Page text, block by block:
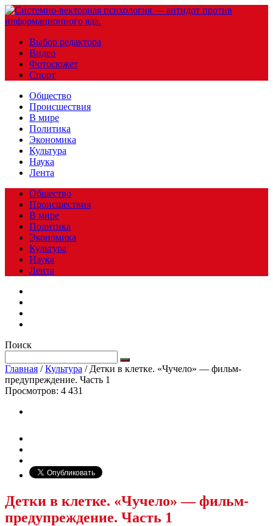
Выбор редактора
Видео
Фотосюжет
Спорт
Общество
Происшествия
В мире
Политика
Экономика
Культура
Наука
Лента
Общество
Происшествия
В мире
Политика
Экономика
Культура
Наука
Лента
Поиск
Главная /Культура / Детки в клетке. «Чучело» — фильм-
предупреждение. Часть 1
Просмотров: 4 431
Детки в клетке. «Чучело» — фильм-
предупреждение. Часть 1